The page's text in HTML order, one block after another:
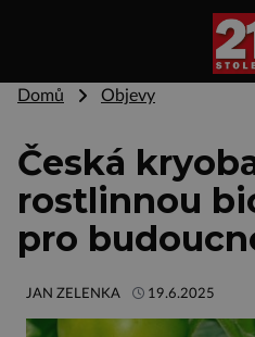
Domů Objevy
Česká
rostlinnou
pro
JAN ZELENKA 19.6.2025